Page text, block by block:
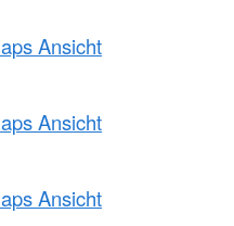
Ansicht
Ansicht
Ansicht